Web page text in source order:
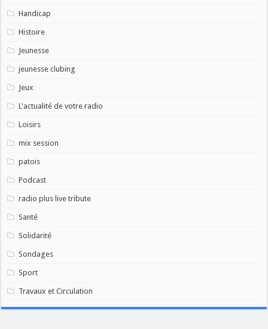
Handicap
Histoire
Jeunesse
jeunesse clubing
Jeux
L'actualité de votre radio
Loisirs
mix session
patois
Podcast
radio plus live tribute
Santé
Solidarité
Sondages
Sport
Travaux et Circulation